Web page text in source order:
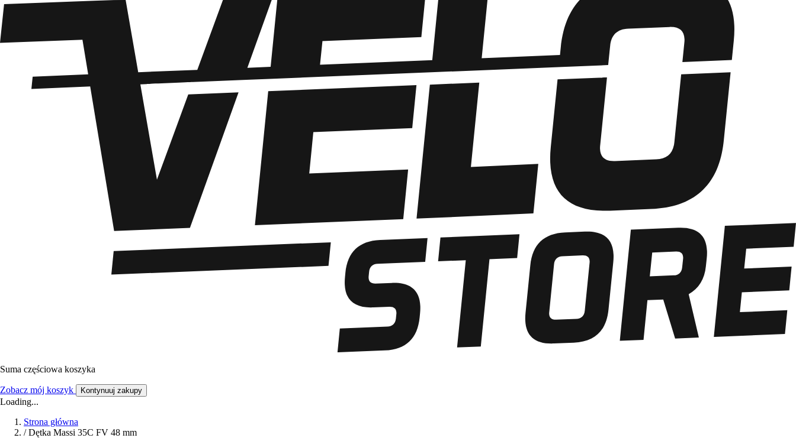
Suma częściowa koszyka
Zobacz mój koszyk Kontynuuj zakupy
Loading...
Strona główna
/ Dętka Massi 35C FV 48 mm